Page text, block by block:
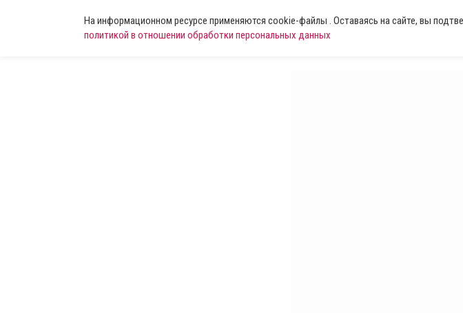
На информационном ресурсе применяются cookie-файлы . Оставаясь на сайте, вы
политикой в отношении обработки персональных данных